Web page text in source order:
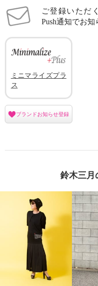
ご登録いただ
Push通知でお知
ミニマライズプラ
ス
ブランドお知らせ登録
鈴木三月